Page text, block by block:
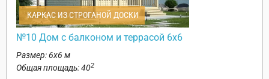
КАРКАС ИЗ СТРОГАНОЙ ДОСКИ
№10 Дом с балконом и террасой 6х6
Размер: 6х6 м
Общая площадь: 402